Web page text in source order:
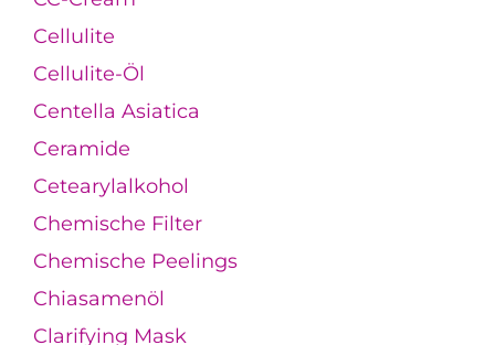
Cellulite
Cellulite-Öl
Centella Asiatica
Ceramide
Cetearylalkohol
Chemische Filter
Chemische Peelings
Chiasamenöl
Clarifying Mask